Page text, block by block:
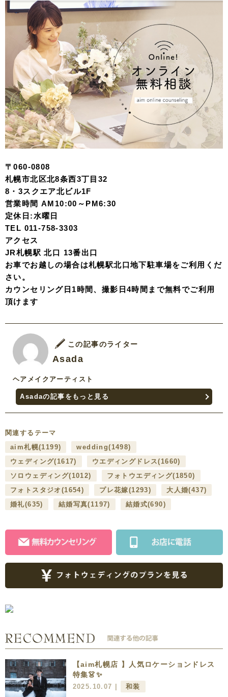
〒060-0808
札幌市北区北8条西3丁目32
8・3スクエア北ビル1F
営業時間 AM10:00～PM6:30
定休日:水曜日
TEL 011-758-3303
アクセス
JR札幌駅 北口 13番出口
お車でお越しの場合は札幌駅北口地下駐車場をご利用くだ
さい。
カウンセリング日1時間、撮影日4時間まで無料でご利用
頂けます
この記事のライター
Asada
ヘアメイクアーティスト
Asadaの記事をもっと見る
関連するテーマ
aim札幌(1199) wedding(1498)
ウェディング(1617) ウエディングドレス(1660)
ソロウェディング(1012) フォトウエディング(1850)
フォトスタジオ (1654) プレ花嫁(1293) 大人婚(437)
婚礼(635) 結婚写真(1197) 結婚式(690)
【aim札幌店 】人気ロケーションドレス
特集👗✨
2025.10.07 | 和装